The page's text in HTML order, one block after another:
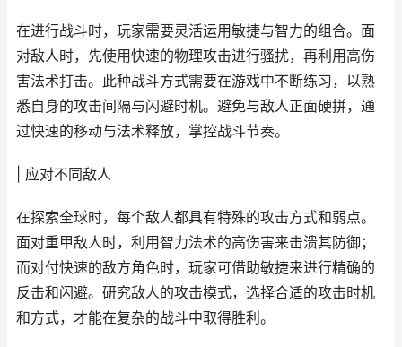
在进行战斗时，玩家需要灵活运用敏捷与智力的组合。面
对敌人时，先使用快速的物理攻击进行骚扰，再利用高伤
害法术打击。此种战斗方式需要在游戏中不断练习，以熟
悉自身的攻击间隔与闪避时机。避免与敌人正面硬拼，通
过快速的移动与法术释放，掌控战斗节奏。
| 应对不同敌人
在探索全球时，每个敌人都具有特殊的攻击方式和弱点。
面对重甲敌人时，利用智力法术的高伤害来击溃其防御；
而对付快速的敌方角色时，玩家可借助敏捷来进行精确的
反击和闪避。研究敌人的攻击模式，选择合适的攻击时机
和方式，才能在复杂的战斗中取得胜利。